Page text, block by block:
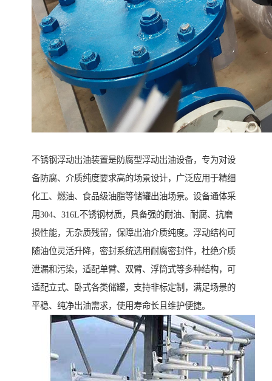
不锈钢浮动出油装置是防腐型浮动出油设备，专为对设
备防腐、介质纯度要求高的场景设计，广泛应用于精细
化工、燃油、食品级油脂等储罐出油场景。设备通体采
用304、316L不锈钢材质，具备强的耐油、耐腐、抗磨
损性能，无杂质残留，保障出油介质纯度。浮动结构可
随油位灵活升降，密封系统选用耐腐密封件，杜绝介质
泄漏和污染，适配单臂、双臂、浮筒式等多种结构，可
适配立式、卧式各类储罐，支持非标定制，满足场景的
平稳、纯净出油需求，使用寿命长且维护便捷。